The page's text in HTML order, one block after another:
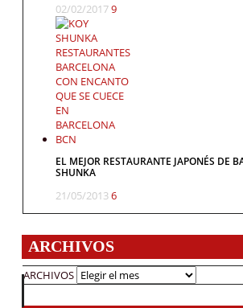
02/02/20179
EL MEJOR RESTAURANTE JAPONÉS DE
SHUNKA
21/05/20136
ARCHIVOS
ARCHIVOS